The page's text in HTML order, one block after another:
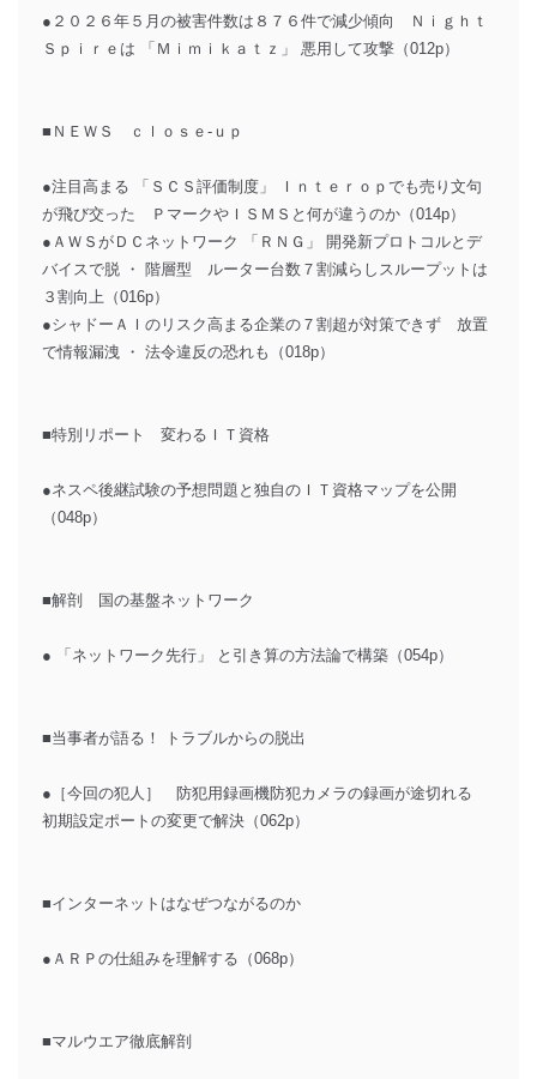
●２０２６年５月の被害件数は８７６件で減少傾向 Ｎｉｇｈｔ
Ｓｐｉｒｅは 「Ｍｉｍｉｋａｔｚ」 悪用して攻撃（012p）
■ＮＥＷＳ ｃｌｏｓｅ‐ｕｐ
●注目高まる 「ＳＣＳ評価制度」 Ｉｎｔｅｒｏｐでも売り文句
が飛び交った ＰマークやＩＳＭＳと何が違うのか（014p）
●ＡＷＳがＤＣネットワーク 「ＲＮＧ」 開発新プロトコルとデ
バイスで脱 ・ 階層型 ルーター台数７割減らしスループットは
３割向上（016p）
●シャドーＡＩのリスク高まる企業の７割超が対策できず 放置
で情報漏洩 ・ 法令違反の恐れも（018p）
■特別リポート 変わるＩＴ資格
●ネスペ後継試験の予想問題と独自のＩＴ資格マップを公開
（048p）
■解剖 国の基盤ネットワーク
● 「ネットワーク先行」 と引き算の方法論で構築（054p）
■当事者が語る！ トラブルからの脱出
●［今回の犯人］ 防犯用録画機防犯カメラの録画が途切れる
初期設定ポートの変更で解決（062p）
■インターネットはなぜつながるのか
●ＡＲＰの仕組みを理解する（068p）
■マルウエア徹底解剖